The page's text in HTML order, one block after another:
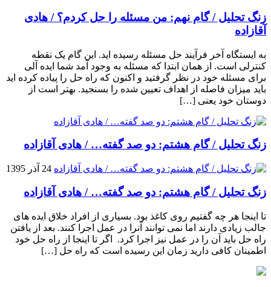
زنگ تحلیل / گام نهم: من مسئله را حل کردم؟ / هادی
آقازاده
به ایستگاه آخر فرآیند حل مسئله رسیده اید. این گام یک نقطه
کنترلی است. از همان ابتدا که مسئله به وجود آمد شما ایده آلی
برای مسئله خود در نظر گرفتید و اکنون که راه حل را پیاده کرده اید
باید میزان فاصله از اهداف تعیین شده را بسنجید. بهتر است از
دوستان خود یعنی […]
زنگ تحلیل / گام هشتم: دو صد گفته… / هادی آقازاده
24 آذر 1395
زنگ تحلیل / گام هشتم: دو صد گفته… / هادی آقازاده
تا اینجا هر چه گفتیم روی کاغذ بود. بسیاری از افراد خلاق ایده های
جالب زیادی دارند اما نمی توانند آنرا در عمل اجرا کنند. بعد از یافتن
راه حل باید آن را در عمل نیز اجرا کرد. اگر تا اینجا از راه حل خود
اطمینان کافی دارید زمان این رسیده است که راه حل […]